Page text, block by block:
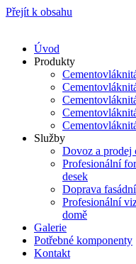
Přejít k obsahu
Úvod
Produkty
Služby
Dovoz a prodej
Profesionální
desek
Doprava
Profesionální
domě
Galerie
Potřebné komponenty
Kontakt